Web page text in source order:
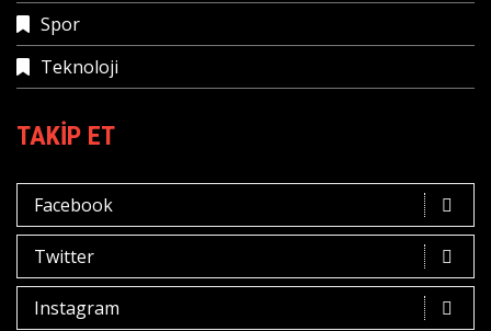
Spor
Teknoloji
TAKIP ET
Facebook
Twitter
Instagram